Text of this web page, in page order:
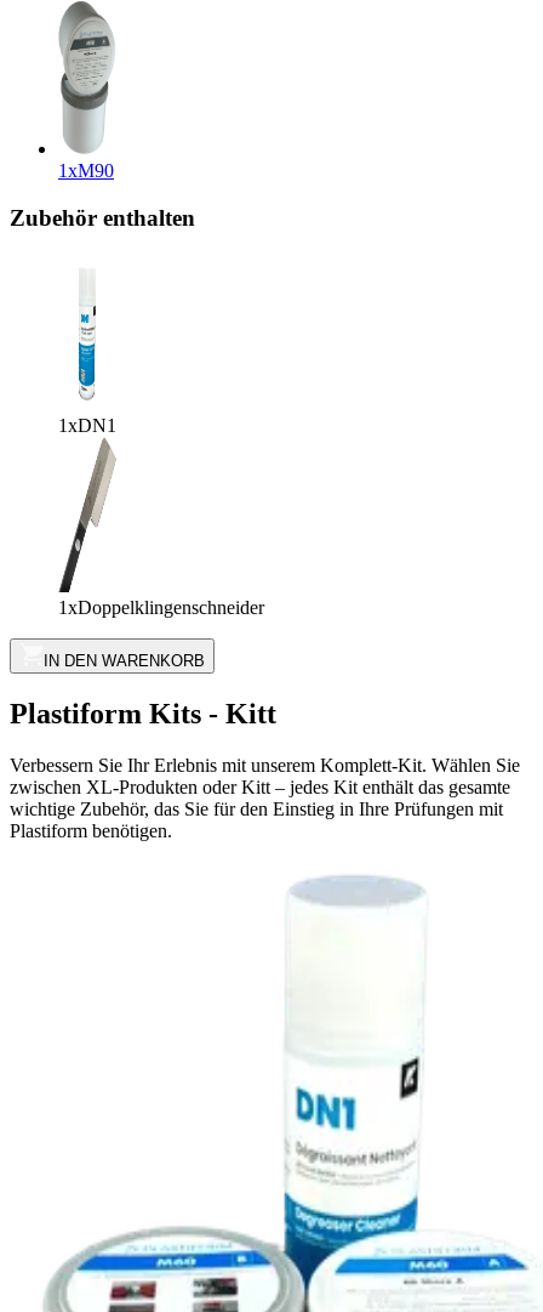
1xM90
Zubehör enthalten
1xDN1
1xDoppelklingenschneider
IN DEN WARENKORB
Plastiform Kits - Kitt
Verbessern Sie Ihr Erlebnis mit unserem Komplett-Kit. Wählen Sie
zwischen XL-Produkten oder Kitt – jedes Kit enthält das gesamte
wichtige Zubehör, das Sie für den Einstieg in Ihre Prüfungen mit
Plastiform benötigen.